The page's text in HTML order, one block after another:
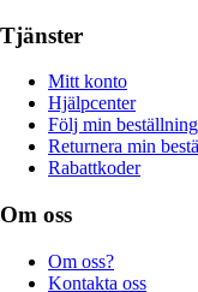
Tjänster
Mitt konto
Hjälpcenter
Följ min beställning
Returnera min
Rabattkoder
Om oss
Om oss?
Kontakta oss